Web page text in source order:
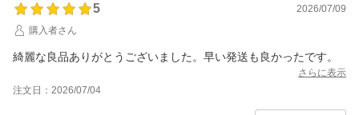
5
2026/07/09
購入者さん
綺麗な良品ありがとうございました。早い発送も良かったです。
さらに表示
注文日：2026/07/04